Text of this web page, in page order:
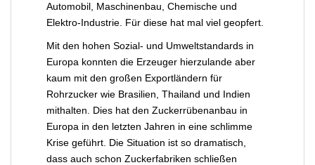
Automobil, Maschinenbau, Chemische und
Elektro-Industrie. Für diese hat mal viel geopfert.
Mit den hohen Sozial- und Umweltstandards in
Europa konnten die Erzeuger hierzulande aber
kaum mit den großen Exportländern für
Rohrzucker wie Brasilien, Thailand und Indien
mithalten. Dies hat den Zuckerrübenanbau in
Europa in den letzten Jahren in eine schlimme
Krise geführt. Die Situation ist so dramatisch,
dass auch schon Zuckerfabriken schließen